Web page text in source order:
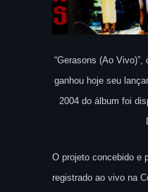
“Gerasons (Ao
ganhou hoje seu
2004 do álbum foi
O projeto concebido e
registrado ao vivo na